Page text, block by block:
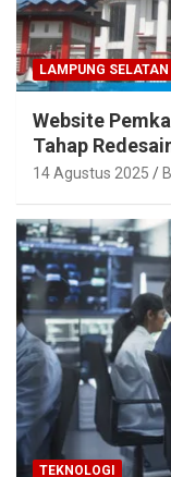
LAMPUNG SELATAN
Website
Tahap
Mudah Diakses
14 Agustus 2025
TEKNOLOGI